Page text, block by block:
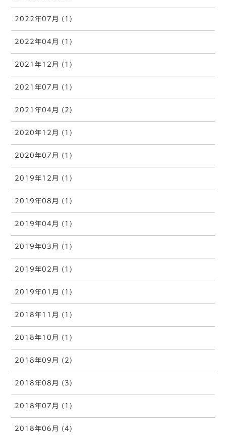
2022年07月 (1)
2022年04月 (1)
2021年12月 (1)
2021年07月 (1)
2021年04月 (2)
2020年12月 (1)
2020年07月 (1)
2019年12月 (1)
2019年08月 (1)
2019年04月 (1)
2019年03月 (1)
2019年02月 (1)
2019年01月 (1)
2018年11月 (1)
2018年10月 (1)
2018年09月 (2)
2018年08月 (3)
2018年07月 (1)
2018年06月 (4)